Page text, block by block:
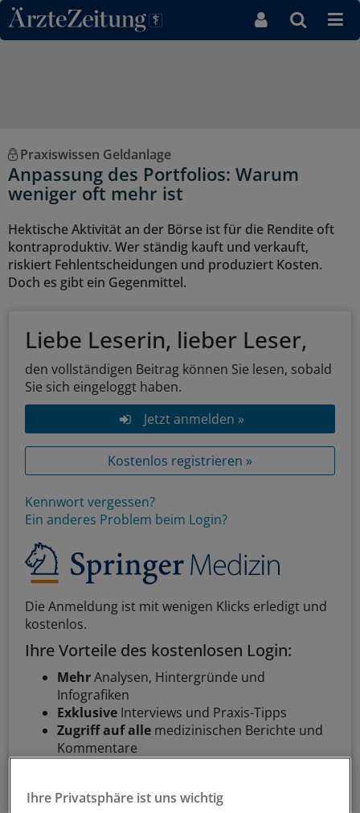
Direkt zum Inhaltsbereich
Praxiswissen Geldanlage
Anpassung des Portfolios: Warum
weniger oft mehr ist
Hektische Aktivität an der Börse ist für die Rendite oft
kontraproduktiv. Wer ständig kauft und verkauft,
riskiert Fehlentscheidungen und produziert Kosten.
Doch es gibt ein Gegenmittel.
Liebe Leserin, lieber Leser,
den vollständigen Beitrag können Sie lesen, sobald
Sie sich eingeloggt haben.
Jetzt anmelden »
Kostenlos registrieren »
Kennwort vergessen?
Ein anderes Problem beim Login?
Die Anmeldung ist mit wenigen Klicks erledigt und
kostenlos.
Ihre Vorteile des kostenlosen Login:
MehrAnalysen, Hintergründe und
Infografiken
Exklusive Interviews und Praxis-Tipps
Zugriff auf alle medizinischen Berichte und
Kommentare
Ihre Privatsphäre ist uns wichtig